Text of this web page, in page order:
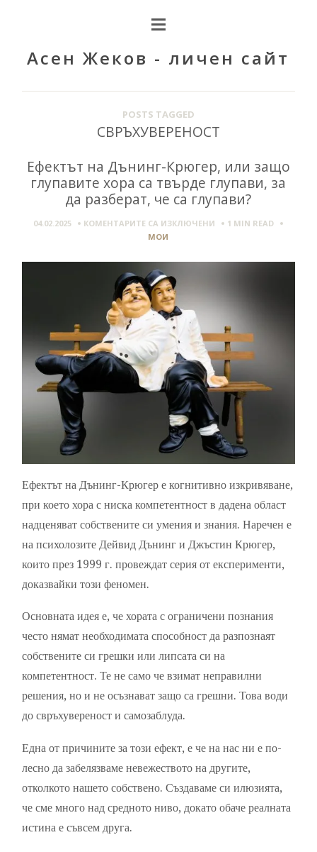
Асен Жеков - личен сайт
POSTS TAGGED
СВРЪХУВЕРЕНОСТ
Ефектът на Дънинг-Крюгер, или защо
глупавите хора са твърде глупави, за
да разберат, че са глупави?
04.02.2025 КОМЕНТАРИТЕ СА ИЗКЛЮЧЕНИЗА
ДЪНИНГ-
ХОРА
СА
ТВЪРДЕ
ГЛУПАВИ,
ЗА
ДА
РАЗБЕРАТ,
ЧЕ
СА
ГЛУПАВИ?
1 MIN READ
МОИ
Ефектът на Дънинг-Крюгер е когнитивно изкривяване,
при което хора с ниска компетентност в дадена област
надценяват собствените си умения и знания. Наречен е
на психолозите Дейвид Дънинг и Джъстин Крюгер,
които през 1999 г. провеждат серия от експерименти,
доказвайки този феномен.
Основната идея е, че хората с ограничени познания
често нямат необходимата способност да разпознаят
собствените си грешки или липсата си на
компетентност. Те не само че взимат неправилни
решения, но и не осъзнават защо са грешни. Това води
до свръхувереност и самозаблуда.
Една от причините за този ефект, е че на нас ни е по-
лесно да забелязваме невежеството на другите,
отколкото нашето собствено. Създаваме си илюзията,
че сме много над средното ниво, докато обаче реалната
истина е съвсем друга.